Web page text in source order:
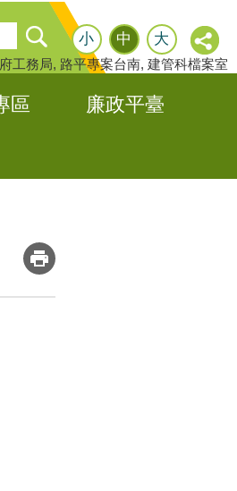
小 中 大
工務局 路平專案台南 建管科檔案室
區 廉政平臺
_